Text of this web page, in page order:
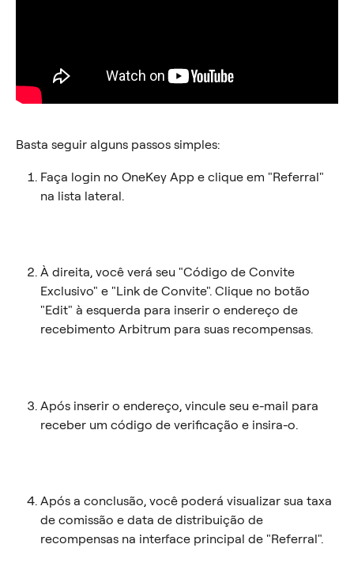
Basta seguir alguns passos simples:
Faça login no OneKey App e clique em "Referral"
na lista lateral.
À direita, você verá seu "Código de Convite
Exclusivo" e "Link de Convite". Clique no botão
"Edit" à esquerda para inserir o endereço de
recebimento Arbitrum para suas recompensas.
Após inserir o endereço, vincule seu e-mail para
receber um código de verificação e insira-o.
Após a conclusão, você poderá visualizar sua taxa
de comissão e data de distribuição de
recompensas na interface principal de "Referral".